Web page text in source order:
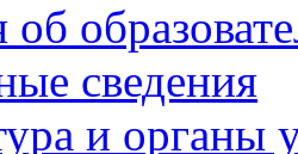
об
сведения
и органы